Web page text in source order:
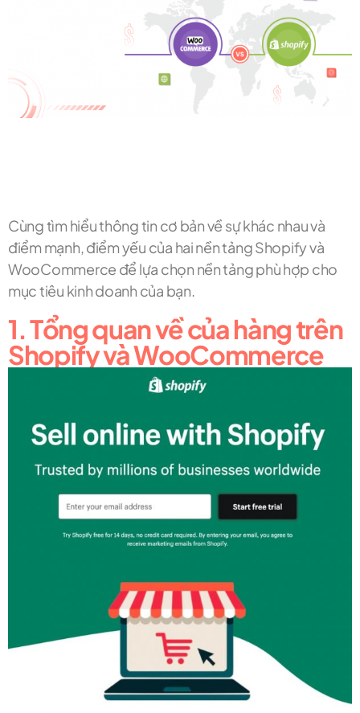
Cùng tìm hiểu thông tin cơ bản về sự khác nhau và
điểm mạnh, điểm yếu của hai nền tảng Shopify và
WooCommerce để lựa chọn nền tảng phù hợp cho
mục tiêu kinh doanh của bạn.
1. Tổng quan về của hàng trên
Shopify và WooCommerce